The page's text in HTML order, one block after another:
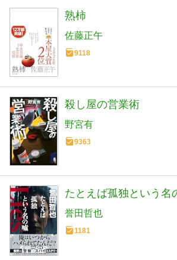
熟柿
佐藤正午
9118
殺し屋の営業術
野宮有
9363
たとえば孤独という名
誉田哲也
1181